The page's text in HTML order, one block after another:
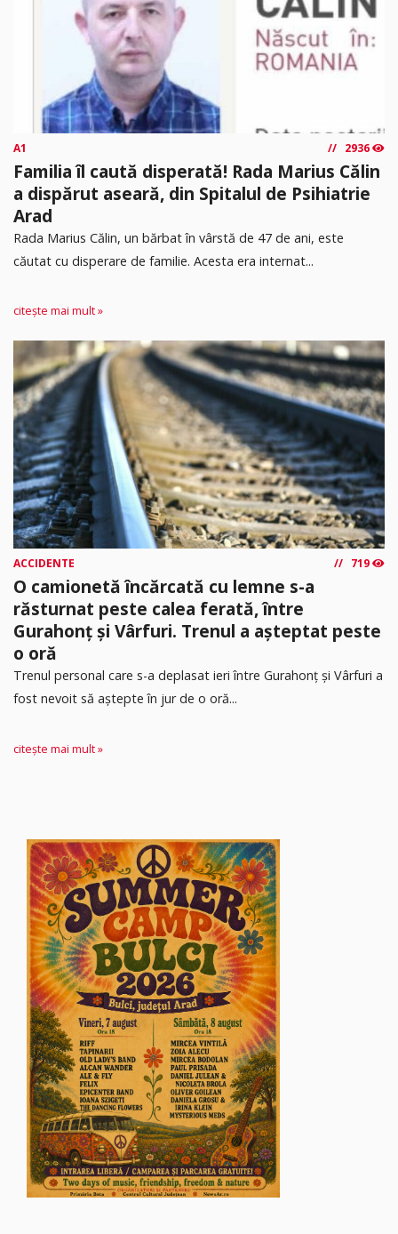
A1 2936
Familia îl caută disperată! Rada Marius Călin
a dispărut aseară, din Spitalul de Psihiatrie
Arad
Rada Marius Călin, un bărbat în vârstă de 47 de ani, este
căutat cu disperare de familie. Acesta era internat...
citește mai mult »
ACCIDENTE 719
O camionetă încărcată cu lemne s-a
răsturnat peste calea ferată, între
Gurahonț și Vârfuri. Trenul a așteptat peste
o oră
Trenul personal care s-a deplasat ieri între Gurahonț și Vârfuri a
fost nevoit să aștepte în jur de o oră...
citește mai mult »